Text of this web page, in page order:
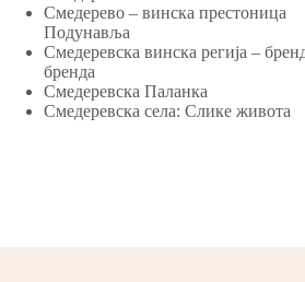
Смедерево – винска престоница
Подунавља
Смедеревска винска регија –
бренда
Смедеревска Паланка
Смедеревска села: Слике живота